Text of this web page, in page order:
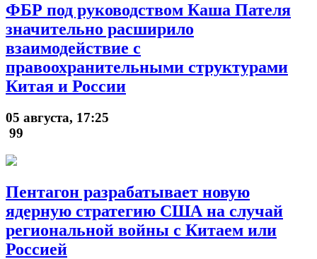
ФБР под руководством Каша Пателя
значительно расширило
взаимодействие с
правоохранительными структурами
Китая и России
05 августа, 17:25
99
Пентагон разрабатывает новую
ядерную стратегию США на случай
региональной войны с Китаем или
Россией